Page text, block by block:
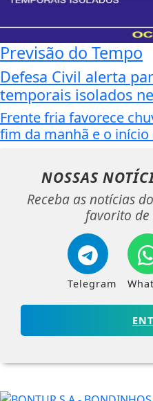
Previsão do Tempo
Defesa Civil alerta
temporais isolados
Frente fria favorece
fim da manhã e o início
NOSSAS
Receba as notícias
favorito de
Telegram